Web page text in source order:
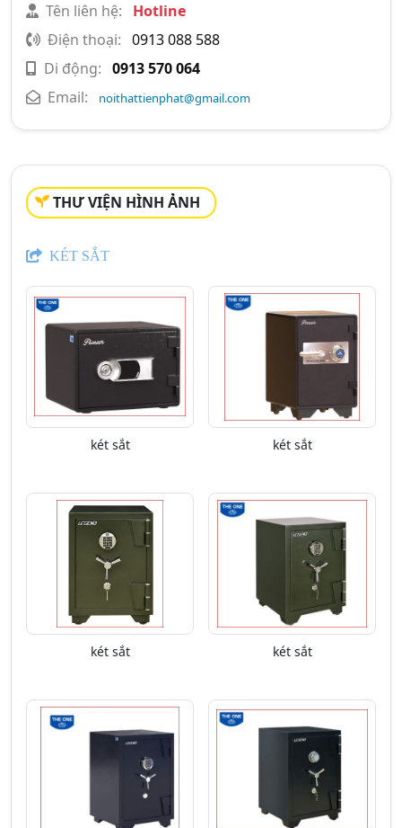
Tên liên hệ:
Hotline
Điện thoại: 0913 088 588
Di động: 0913 570 064
Email:
noithattienphat@gmail.com
THƯ VIỆN HÌNH ẢNH
KÉT SẮT
két sắt két sắt
két sắt két sắt